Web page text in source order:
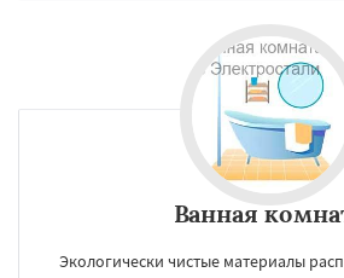
Ванная
Экологически чистые материалы